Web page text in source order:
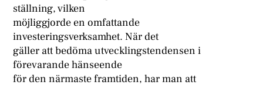
ställning, vilken
möjliggjorde en omfattande
investeringsverksamhet. När det
gäller att bedöma utvecklingstendensen i
förevarande hänseende
för den närmaste framtiden, har man att